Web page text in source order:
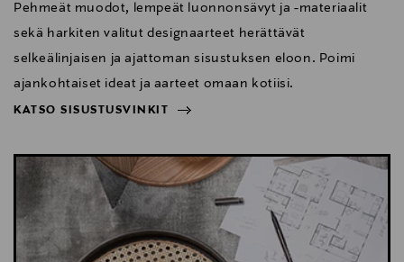
Pehmeät muodot, lempeät luonnonsävyt ja -materiaalit
sekä harkiten valitut designaarteet herättävät
selkeälinjaisen ja ajattoman sisustuksen eloon. Poimi
ajankohtaiset ideat ja aarteet omaan kotiisi.
KATSO SISUSTUSVINKIT
KATSO SISUSTUSVINKIT